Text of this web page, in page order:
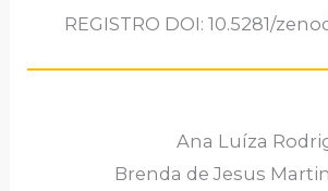
REGISTRO DOI: 10.5281/
Ana Luíza
Brenda de Jesus